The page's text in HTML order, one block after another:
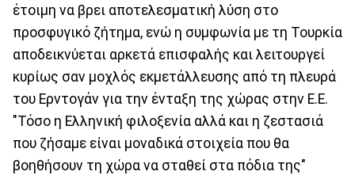
έτοιμη να βρει αποτελεσματική λύση στο
προσφυγικό ζήτημα, ενώ η συμφωνία με τη Τουρκία
αποδεικνύεται αρκετά επισφαλής και λειτουργεί
κυρίως σαν μοχλός εκμετάλλευσης από τη πλευρά
του Ερντογάν για την ένταξη της χώρας στην Ε.Ε.
"Τόσο η Ελληνική φιλοξενία αλλά και η ζεστασιά
που ζήσαμε είναι μοναδικά στοιχεία που θα
βοηθήσουν τη χώρα να σταθεί στα πόδια της"